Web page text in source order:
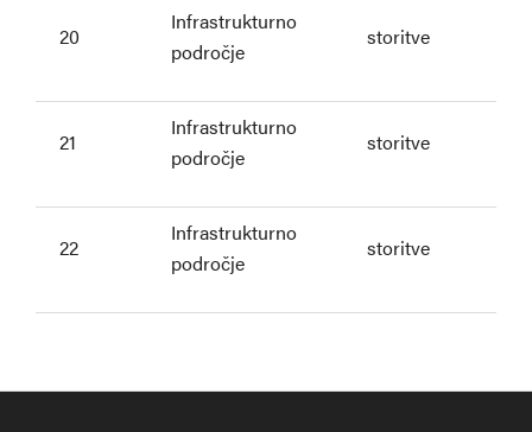
20
Infrastrukturno
področje
storitve
21
Infrastrukturno
področje
storitve
22
Infrastrukturno
področje
storitve